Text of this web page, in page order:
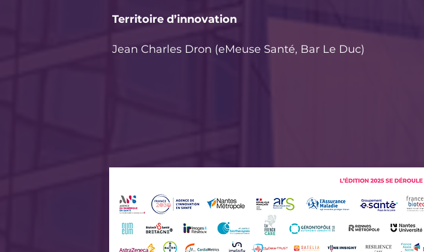
Territoire d’innovation
Jean Charles Dron (eMeuse Santé, Bar Le Duc)